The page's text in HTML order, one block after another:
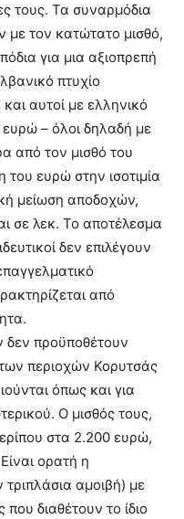
τους. Τα συναρμόδια
με τον κατώτατο μισθό,
για μια αξιοπρεπή
πτυχίο
αυτοί με ελληνικό
– όλοι δηλαδή με
από τον μισθό του
ευρώ στην ισοτιμία
μείωση αποδοχών,
σε λεκ. Το αποτέλεσμα
δεν επιλέγουν
από
δεν προϋποθέτουν
των περιοχών Κορυτσάς
όπως και για
Ο μισθός τους,
στα 2.200 ευρώ,
ορατή η
τριπλάσια αμοιβή) με
που διαθέτουν το ίδιο